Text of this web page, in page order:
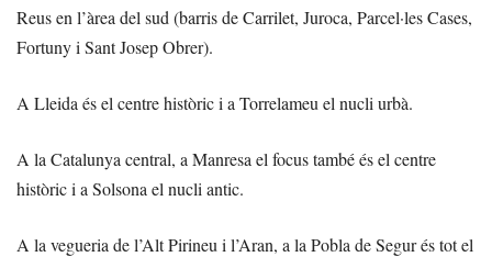
Reus en l’àrea del sud (barris de Carrilet, Juroca, Parcel·les Cases,
Fortuny i Sant Josep Obrer).
A Lleida és el centre històric i a Torrelameu el nucli urbà.
A la Catalunya central, a Manresa el focus també és el centre
històric i a Solsona el nucli antic.
A la vegueria de l’Alt Pirineu i l’Aran, a la Pobla de Segur és tot el